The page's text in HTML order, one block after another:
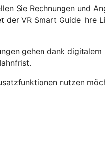
Sie Rechnungen und
der VR Smart Guide Ihre
gehen dank digitalem
nutzen